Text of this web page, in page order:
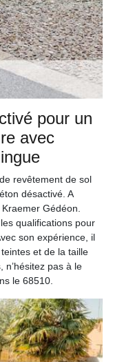
pour un
avec
revêtement de sol
désactivé. A
Gédéon.
qualifications pour
son expérience, il
et de la taille
n’hésitez pas à le
le 68510.